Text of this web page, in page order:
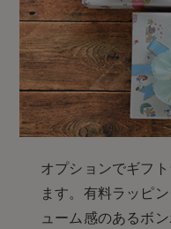
オプションでギフ
ます。有料ラッピ
ューム感のあるボ